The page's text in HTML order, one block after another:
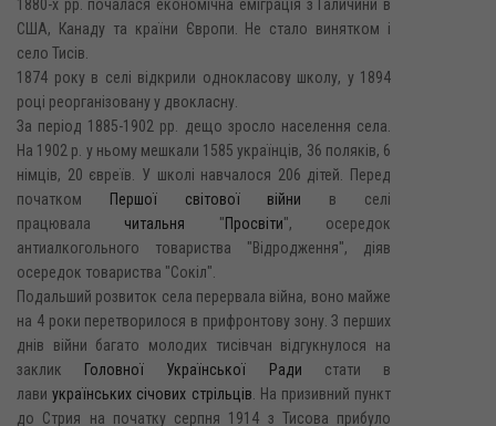
1880-х рр. почалася економічна еміграція з Галичини в
США, Канаду та країни Європи. Не стало винятком і
село Тисів.
1874 року в селі відкрили однокласову школу, у 1894
році реорганізовану у двокласну.
За період 1885-1902 pp. дещо зросло населення села.
На 1902 р. у ньому мешкали 1585 українців, 36 поляків, 6
німців, 20 євреїв. У школі навчалося 206 дітей. Перед
початком
Першої світової війни в селі
працювала читальня "Просвіти", осередок
антиалкогольного товариства "Відродження", діяв
осередок товариства "Сокіл".
Подальший розвиток села перервала війна, воно майже
на 4 роки перетворилося в прифронтову зону. З перших
днів війни багато молодих тисівчан відгукнулося на
заклик
Головної Української Ради стати в
лавиукраїнських січових стрільців . На призивний пункт
до Стрия на початку серпня 1914 з Тисова прибуло